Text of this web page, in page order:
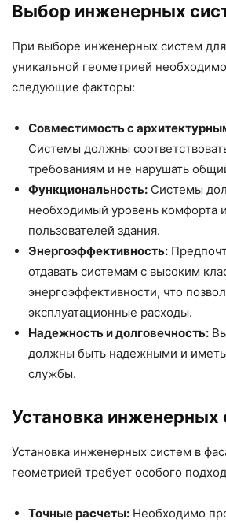
Выбор инженерных
При выборе инженерных систем
уникальной геометрией
следующие факторы:
Совместимость с
Системы должны
требованиям и не нарушать
Функциональность: Системы
необходимый уровень комфорта
пользователей здания.
Энергоэффективность:
отдавать системам с высоким
энергоэффективности, что
эксплуатационные расходы.
Надежность и долговечность:
должны быть надежными и
службы.
Установка инженерных
Установка инженерных систем в
геометрией требует особого
Точные расчеты: Необходимо